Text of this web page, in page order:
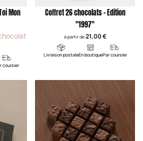
Mon
coursier
Coffret 26 chocolats - Edition
"1997"
à partir de21,00 €
Livraison postaleEn boutiquePar coursier